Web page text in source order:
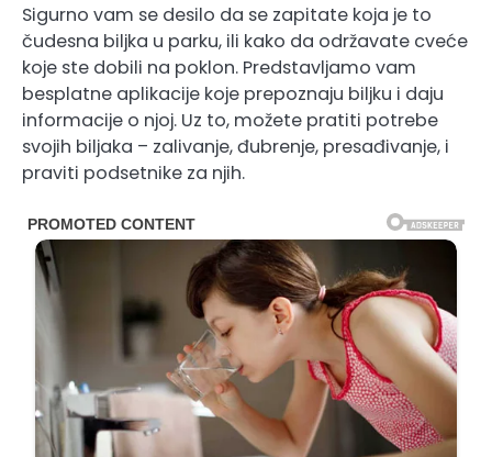
Sigurno vam se desilo da se zapitate koja je to
čudesna biljka u parku, ili kako da održavate cveće
koje ste dobili na poklon. Predstavljamo vam
besplatne aplikacije koje prepoznaju biljku i daju
informacije o njoj. Uz to, možete pratiti potrebe
svojih biljaka – zalivanje, đubrenje, presađivanje, i
praviti podsetnike za njih.